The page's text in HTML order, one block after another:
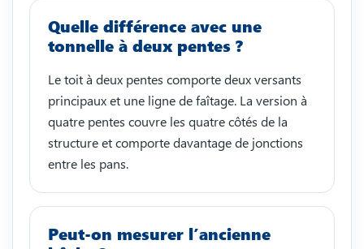
Quelle différence avec une
tonnelle à deux pentes ?
Le toit à deux pentes comporte deux versants
principaux et une ligne de faîtage. La version à
quatre pentes couvre les quatre côtés de la
structure et comporte davantage de jonctions
entre les pans.
Peut-on mesurer l’ancienne